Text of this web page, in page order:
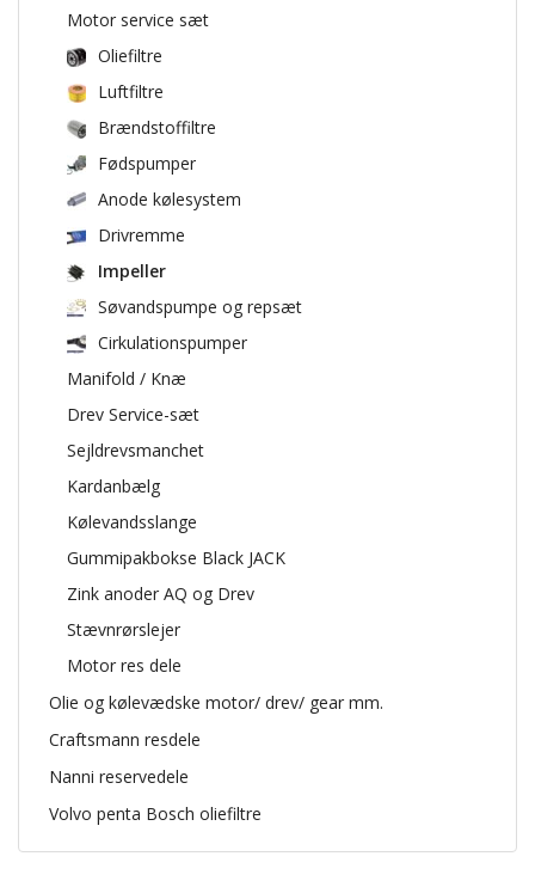
Motor service sæt
Oliefiltre
Luftfiltre
Brændstoffiltre
Fødspumper
Anode kølesystem
Drivremme
Impeller
Søvandspumpe og repsæt
Cirkulationspumper
Manifold / Knæ
Drev Service-sæt
Sejldrevsmanchet
Kardanbælg
Kølevandsslange
Gummipakbokse Black JACK
Zink anoder AQ og Drev
Stævnrørslejer
Motor res dele
Olie og kølevædske motor/ drev/ gear mm.
Craftsmann resdele
Nanni reservedele
Volvo penta Bosch oliefiltre